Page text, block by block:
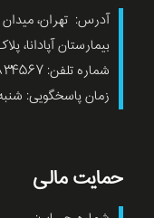
آدرس: تهران،
بیمارستان آپادانا، پلاک ۱۳۵، طبقه ۲،
شماره تلفن: ۸۸۸۳۴۵۶۷-۰۲۱
زمان پاسخگویی: شنبه تا
حمایت مالی